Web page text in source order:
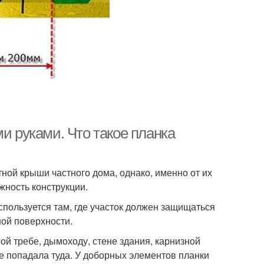
руками. Что такое планка
крыши частного дома, однако, именно от их
конструкции.
там, где участок должен защищаться
поверхности.
требе, дымоходу, стене здания, карнизной
туда. У доборных элементов планки